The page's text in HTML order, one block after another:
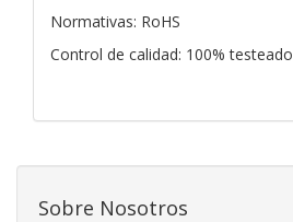
Normativas: RoHS
Control de calidad: 100% testeado
Sobre Nosotros